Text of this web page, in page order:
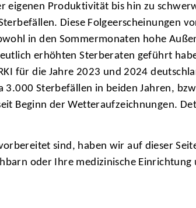
eigenen Produktivität bis hin zu
Diese Folgeerscheinungen
in den Sommermonaten hohe
erhöhten Sterberaten geführt
für die Jahre 2023 und 2024
3.000 Sterbefällen in beiden Jahren,
Beginn der Wetteraufzeichnungen.
sind, haben wir auf dieser
oder Ihre medizinische